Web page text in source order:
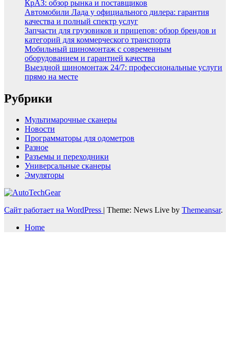
КрАЗ: обзор рынка и поставщиков
Автомобили Лада у официального дилера: гарантия
качества и полный спектр услуг
Запчасти для грузовиков и прицепов: обзор брендов и
категорий для коммерческого транспорта
Мобильный шиномонтаж с современным
оборудованием и гарантией качества
Выездной шиномонтаж 24/7: профессиональные услуги
прямо на месте
Рубрики
Мультимарочные сканеры
Новости
Программаторы для одометров
Разное
Разъемы и переходники
Универсальные сканеры
Эмуляторы
Сайт работает на WordPress | Theme: News Live by Themeansar.
Home